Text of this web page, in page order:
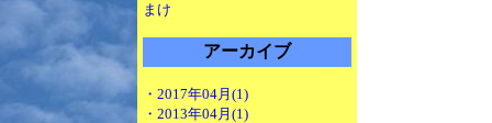
まけ
アーカイブ
・2017年04月(1)
・2013年04月(1)